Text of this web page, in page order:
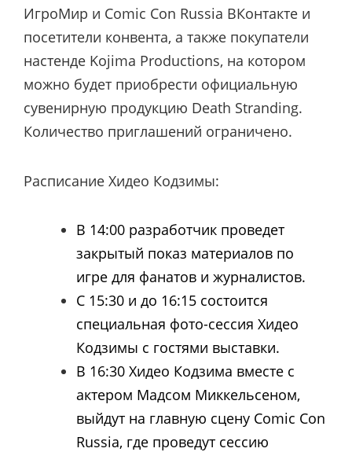
ИгроМир и Comic Con Russia ВКонтакте и
посетители конвента, а также покупатели
настенде Kojima Productions, на котором
можно будет приобрести официальную
сувенирную продукцию Death Stranding.
Количество приглашений ограничено.
Расписание Хидео Кодзимы:
В 14:00 разработчик проведет
закрытый показ материалов по
игре для фанатов и журналистов.
С 15:30 и до 16:15 состоится
специальная фото-сессия Хидео
Кодзимы с гостями выставки.
В 16:30 Хидео Кодзима вместе с
актером Мадсом Миккельсеном,
выйдут на главную сцену Comic Con
Russia, где проведут сессию